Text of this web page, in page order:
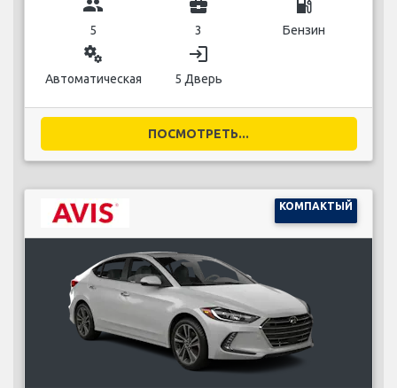
group
5
business_center
3
local_gas_station
Бензин
miscellaneous_services
Автоматическая
login
5 Дверь
ПОСМОТРЕТЬ...
КОМПАКТЫЙ